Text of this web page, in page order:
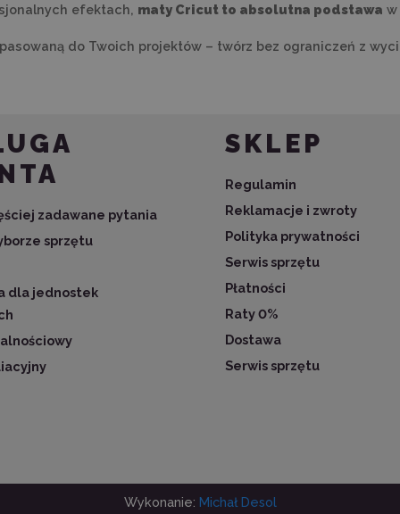
efektach, maty Cricut to absolutna podstawa w
do Twoich projektów – twórz bez ograniczeń z
zadawane pytania
sprzętu
dla jednostek
SKLEP
Regulamin
Reklamacje i zwroty
Polityka prywatności
Serwis sprzętu
Płatności
Raty 0%
Dostawa
Serwis sprzętu
Wykonanie: Michał Desol